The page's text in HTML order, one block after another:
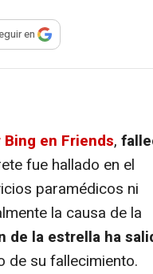
para compartir
en
Bing en Friends,
fue hallado en el
paramédicos ni
la causa de la
la estrella ha
de su fallecimiento.